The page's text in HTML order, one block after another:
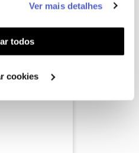
personalização e
aos seus interesses
Pode gerir a
em "Configurar
Ver mais detalhes
todos
cookies
julho